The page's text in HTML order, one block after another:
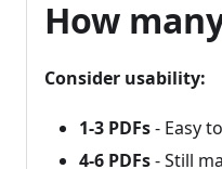
How
Consider usability:
1-3 PDFs- Easy
4-6 PDFs- Still